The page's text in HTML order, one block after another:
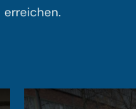
erreichen.